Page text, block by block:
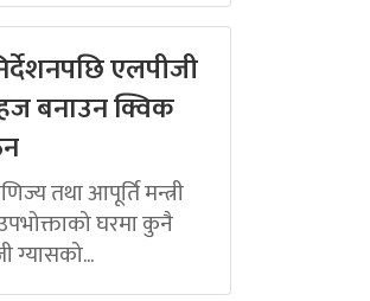
एलपीजी
बनाउन क्विक
तथा आपूर्ति मन्त्री
घरमा कुनै
ग्यासको...